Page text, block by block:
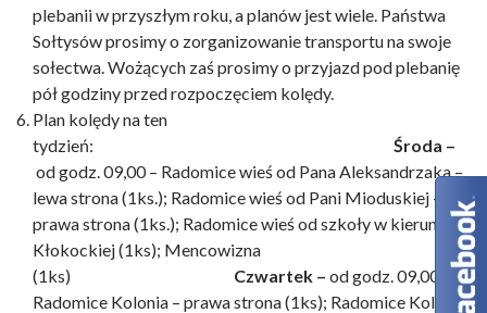
plebanii w przyszłym roku, a planów jest wiele. Państwa
Sołtysów prosimy o zorganizowanie transportu na swoje
sołectwa. Wożących zaś prosimy o przyjazd pod plebanię
pół godziny przed rozpoczęciem kolędy.
Plan kolędy na ten
tydzień: Środa –
od godz. 09,00 – Radomice wieś od Pana Aleksandrzaka –
lewa strona (1ks.); Radomice wieś od Pani Mioduskiej –
prawa strona (1ks.); Radomice wieś odszkoły w kierunku ul.
Kłokockiej (1ks); Mencowizna
(1ks) Czwartek – od godz. 09,00 –
Radomice Kolonia – prawa strona (1ks); Radomice Kolonia